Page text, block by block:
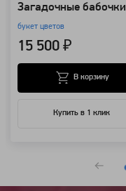
Загадочные бабочки
букет цветов
15 500 ₽
Купить в 1 клик
В корзину